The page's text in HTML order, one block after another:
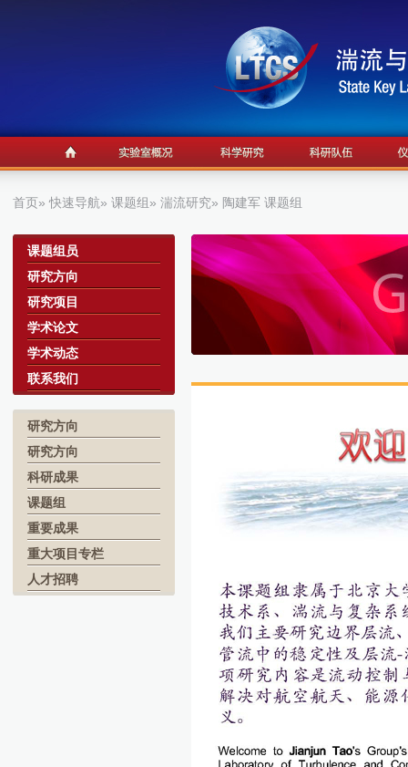
首页»快速导航» 课题组» 湍流研究» 陶建军 课题组
a
课题组员
研究方向
研究项目
学术论文
学术动态
联系我们
研究方向
研究方向
科研成果
课题组
重要成果
重大项目专栏
人才招聘